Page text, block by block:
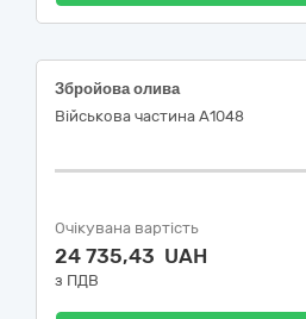
Збройова олива
Військова частина А1048
Очікувана вартість
24 735,43 UAH
з ПДВ